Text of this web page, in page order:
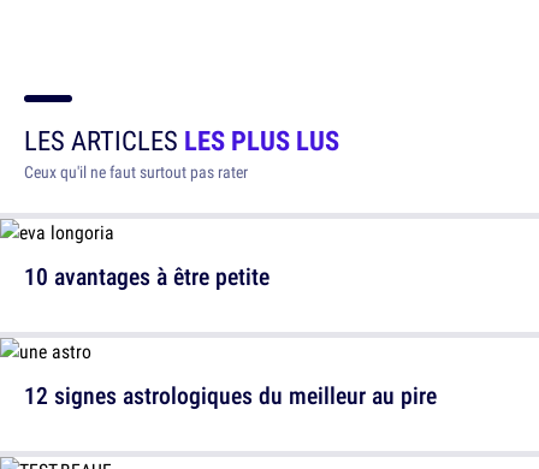
LES ARTICLES LES PLUS LUS
Ceux qu'il ne faut surtout pas rater
10 avantages à être petite
12 signes astrologiques du meilleur au pire